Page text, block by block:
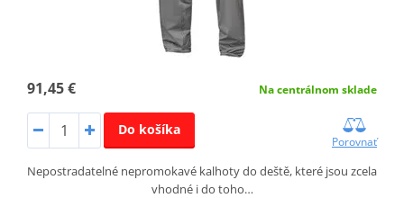
91,45 € Na centrálnom sklade
Do košíka
Porovnať
Nepostradatelné nepromokavé kalhoty do deště, které jsou zcela
vhodné i do toho…